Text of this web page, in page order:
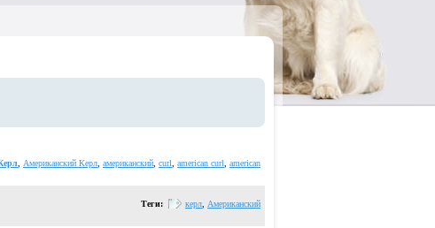
Американский Керл американский curl american curl american
Теги: керл Американский